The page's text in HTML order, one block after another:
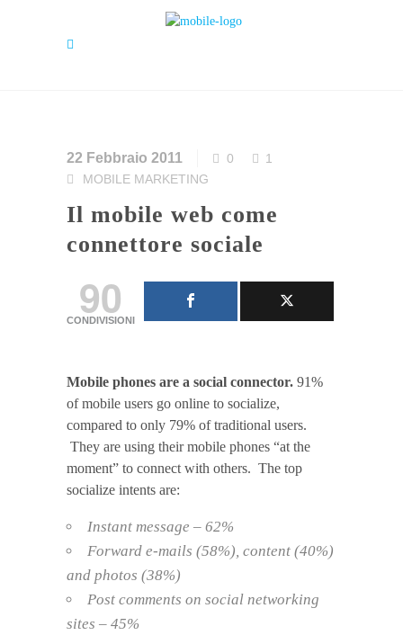
22 Febbraio 2011 0
1
MOBILE MARKETING
Il mobile web come
connettore sociale
90
CONDIVISIONI
Mobile phones are a social connector. 91%
of mobile users go online to socialize,
compared to only 79% of traditional users.
They are using their mobile phones “at the
moment” to connect with others. The top
socialize intents are:
Instant message – 62%
Forward e-mails (58%), content (40%)
and photos (38%)
Post comments on social networking
sites – 45%